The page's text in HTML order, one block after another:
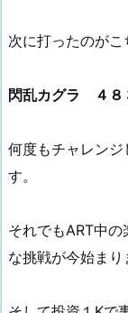
次に打ったのがこ
閃乱カグラ ４８
何度もチャレン
す。
それでもART中
な挑戦が今始まり